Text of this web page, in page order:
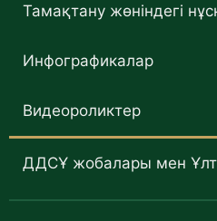
Тамақтану жөніндегі
Инфографикалар
Видеороликтер
ДДСҰ жобалары мен